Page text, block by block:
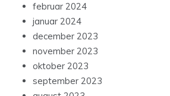
februar 2024
januar 2024
december 2023
november 2023
oktober 2023
september 2023